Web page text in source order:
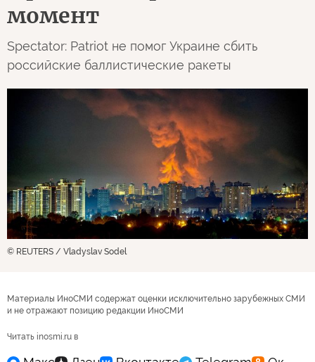
момент
Spectator: Patriot не помог Украине сбить
российские баллистические ракеты
© REUTERS / Vladyslav Sodel
Материалы ИноСМИ содержат оценки исключительно зарубежных СМИ
и не отражают позицию редакции ИноСМИ
Читать inosmi.ru в